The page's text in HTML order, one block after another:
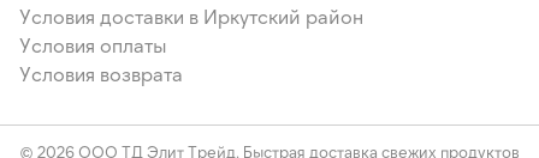
Условия доставки в Иркутский район
Условия оплаты
Условия возврата
© 2026 ООО ТД Элит Трейд. Быстрая доставка свежих продуктов